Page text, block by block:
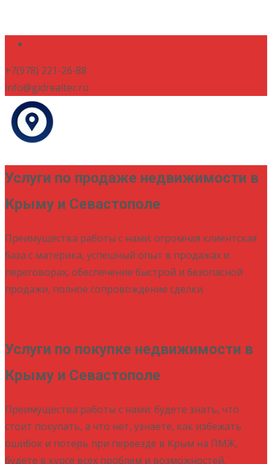
+7(978) 221-26-88
info@gidrealter.ru
Услуги по продаже недвижимости в
Крыму и Севастополе
Преимущества работы с нами: огромная клиентская
база с материка, успешный опыт в продажах и
переговорах, обеспечение быстрой и безопасной
продажи, полное сопровождение сделки.
Услуги по покупке недвижимости в
Крыму и Севастополе
Преимущества работы с нами: будете знать, что
стоит покупать, а что нет, узнаете, как избежать
ошибок и потерь при переезде в Крым на ПМЖ,
будете в курсе всех проблем и возможностей.